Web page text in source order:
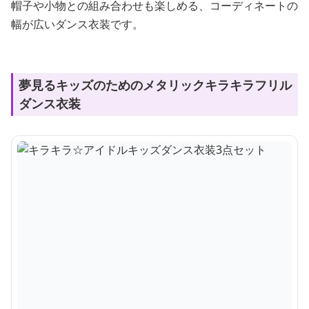
帽子や小物との組み合わせも楽しめる、コーディネートの
幅が広いダンス衣装です。
夢見るキッズのためのメタリックキラキラフリル
ダンス衣装